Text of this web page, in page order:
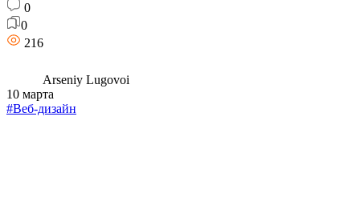
0
0
216
Arseniy Lugovoi
10 марта
#Веб-дизайн